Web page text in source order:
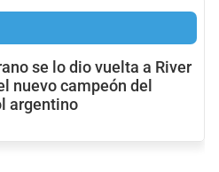
se lo dio vuelta a River
nuevo campeón del
argentino